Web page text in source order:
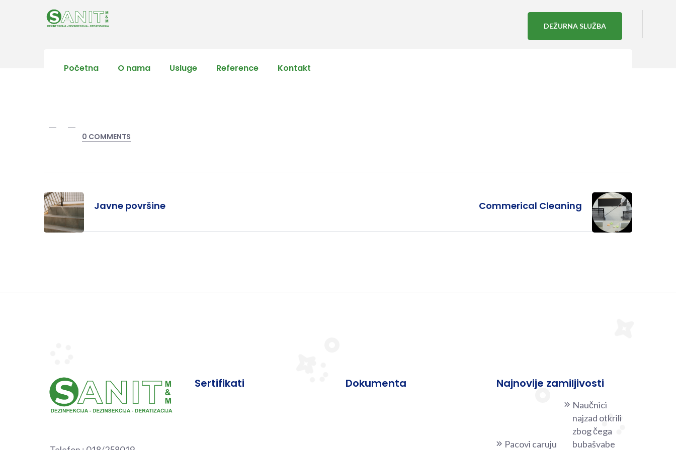
DEŽURNA SLUŽBA
Početna O nama Usluge Reference Kontakt
0 COMMENTS
Javne površine Commerical Cleaning
Sertifikati Dokumenta Najnovije zamiljivosti
Pacovi caruju
Naučnici
najzad otkrili
zbog čega
bubašvabe